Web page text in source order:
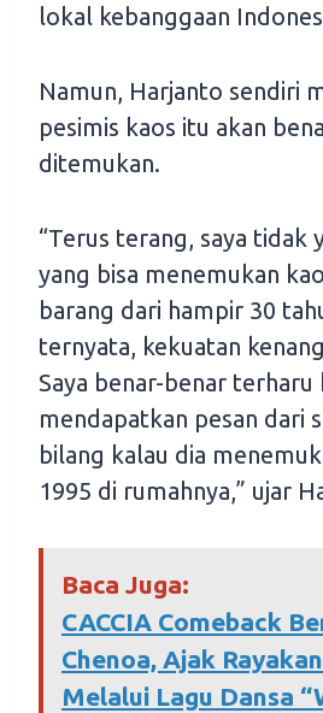
lokal kebanggaan
Namun, Harjanto sendiri
pesimis kaos itu akan
ditemukan.
“Terus terang, saya tidak
yang bisa menemukan
barang dari hampir 30
ternyata, kekuatan
Saya benar-benar terharu
mendapatkan pesan dari
bilang kalau dia
1995 di rumahnya,” ujar
Baca Juga:
CACCIA Comeback
Chenoa, Ajak
Melalui Lagu Dansa